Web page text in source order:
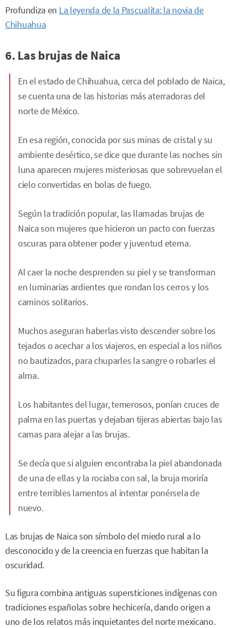
Profundiza en La leyenda de la Pascualita: la novia de
Chihuahua
6. Las brujas de Naica
En el estado de Chihuahua, cerca del poblado de Naica,
se cuenta una de las historias más aterradoras del
norte de México.
En esa región, conocida por sus minas de cristal y su
ambiente desértico, se dice que durante las noches sin
luna aparecen mujeres misteriosas que sobrevuelan el
cielo convertidas en bolas de fuego.
Según la tradición popular, las llamadas brujas de
Naica son mujeres que hicieron un pacto con fuerzas
oscuras para obtener poder y juventud eterna.
Al caer la noche desprenden su piel y se transforman
en luminarias ardientes que rondan los cerros y los
caminos solitarios.
Muchos aseguran haberlas visto descender sobre los
tejados o acechar a los viajeros, en especial a los niños
no bautizados, para chuparles la sangre o robarles el
alma.
Los habitantes del lugar, temerosos, ponían cruces de
palma en las puertas y dejaban tijeras abiertas bajo las
camas para alejar a las brujas.
Se decía que si alguien encontraba la piel abandonada
de una de ellas y la rociaba con sal, la bruja moriría
entre terribles lamentos al intentar ponérsela de
nuevo.
Las brujas de Naica son símbolo del miedo rural a lo
desconocido y de la creencia en fuerzas que habitan la
oscuridad.
Su figura combina antiguas supersticiones indígenas con
tradiciones españolas sobre hechicería, dando origen a
uno de los relatos más inquietantes del norte mexicano.